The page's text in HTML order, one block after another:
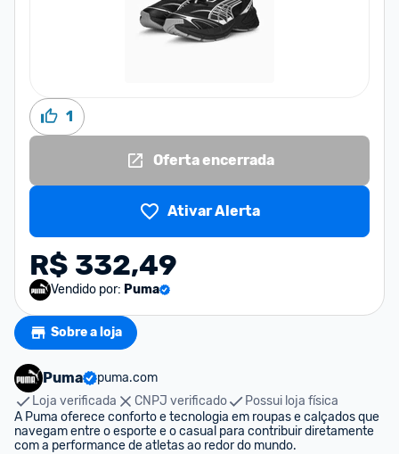
1
Oferta encerrada
Ativar Alerta
R$ 332,49
Vendido por: Puma
Sobre a loja
Puma
puma.com
Loja verificada
CNPJ verificado
Possui loja física
A Puma oferece conforto e tecnologia em roupas e calçados que
navegam entre o esporte e o casual para contribuir diretamente
com a performance de atletas ao redor do mundo.